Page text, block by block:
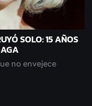
SOLO: 15 AÑOS
no envejece